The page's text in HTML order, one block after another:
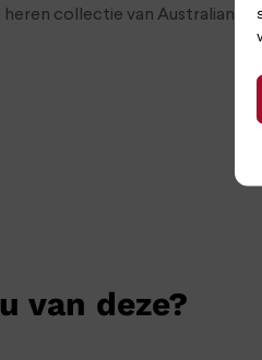
heren collectie van Australian
van deze?